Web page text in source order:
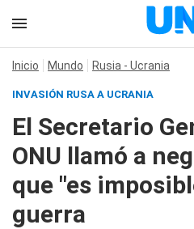
Inicio Mundo Rusia - Ucrania
INVASIÓN RUSA A UCRANIA
El Secretario
ONU llamó a
que "es
guerra